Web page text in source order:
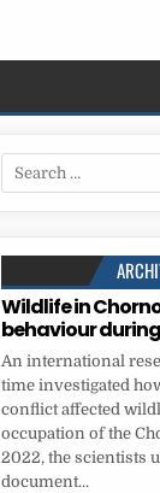
Search
for:
Wildlife in
behaviour
An international
time investigated
conflict affected
occupation of the
2022, the scientists
document...